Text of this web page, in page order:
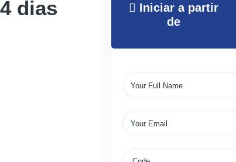
dias
Iniciar a partir
de